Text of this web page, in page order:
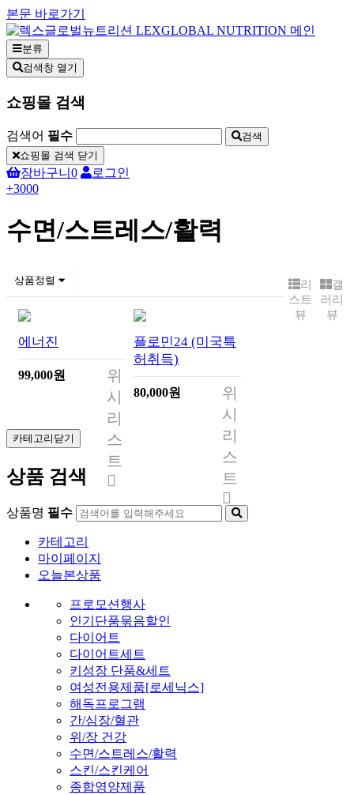
본문 바로가기
분류
검색창 열기
쇼핑몰 검색
검색어 필수
검색
쇼핑몰 검색 닫기
장바구니 0
로그인
+3000
수면/스트레스/활력
상품정렬
리
스트
뷰
갤
러리
뷰
에너진
99,000원
위
시
리
스
트
플로민24 (미국특
허취득)
80,000원
위
시
리
스
트
카테고리닫기
상품 검색
상품명 필수
카테고리
마이페이지
오늘본상품
프로모션행사
인기단품묶음할인
다이어트
다이어트세트
키성장 단품&세트
여성전용제품[로세닉스]
해독프로그램
간/심장/혈관
위/장 건강
수면/스트레스/활력
스킨/스킨케어
종합영양제품